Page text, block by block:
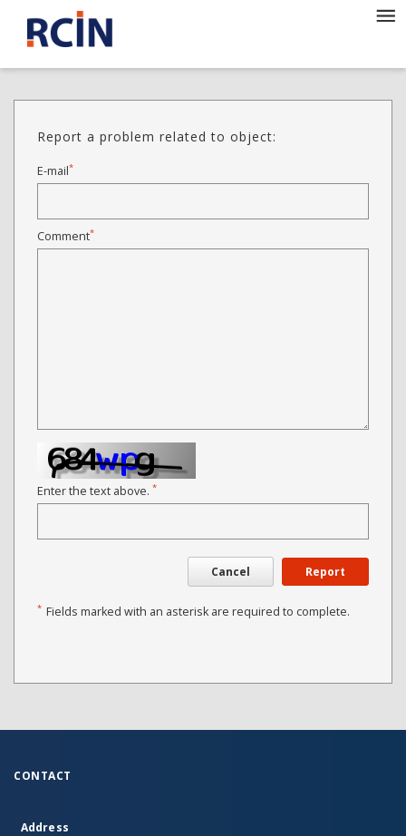
Report a problem related to object:
E-mail*
Comment*
Enter the text above. *
Cancel Report
* Fields marked with an asterisk are required to complete.
CONTACT
Address